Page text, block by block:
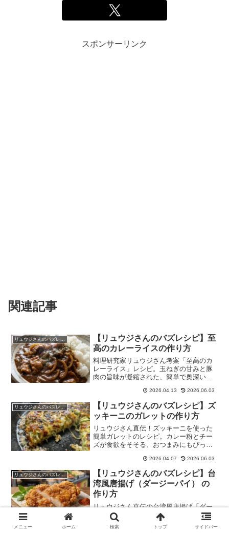
スポンサーリンク
関連記事
【リュウジさんのバズレシピ】至
高のカレーライスの作り方
料理研究家リュウジさん考案「至高のカ
レーライス」レシピ。玉ねぎの甘みと豚
肉の旨味が凝縮された、簡単で奥深い味
2026.04.13 2026.06.03
リュウジさんのバズレシピ
【リュウジさんのバズレシピ】ズ
ッキーニのガレットの作り方
リュウジさん直伝！ズッキーニを使った
簡単ガレットのレシピ。カレー粉とチー
ズが食欲をそそる、おつまみにもぴった
2026.04.07 2026.06.03
リュウジさんのバズレシピ
【リュウジさんのバズレシピ】台
湾風唐揚げ（ダージーパイ） の
作り方
リュウジさん直伝の台湾風唐揚げ「ダー
ジーパイ」レシピ。鶏むね肉使用でヘル
シー！本場の味を家庭で手軽に再現でき
ます。
メニュー ホーム 検索 トップ サイドバー